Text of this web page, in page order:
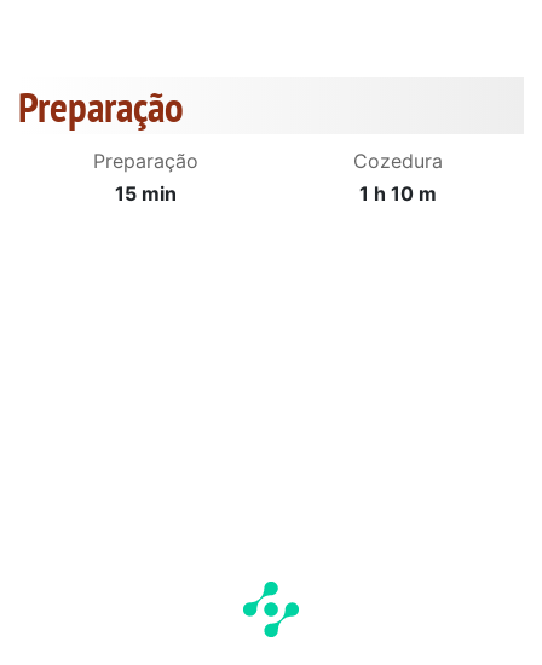
Preparação
Preparação
15 min
Cozedura
1 h 10 m